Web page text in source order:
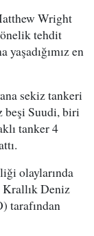
Wright
tehdit
yaşadığımız en
sekiz tankeri
beşi Suudi, biri
tanker 4
olaylarında
Krallık Deniz
tarafından